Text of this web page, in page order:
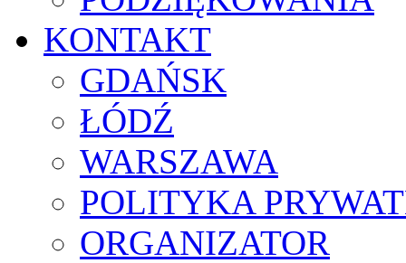
KONTAKT
GDAŃSK
ŁÓDŹ
WARSZAWA
POLITYKA
ORGANIZATOR